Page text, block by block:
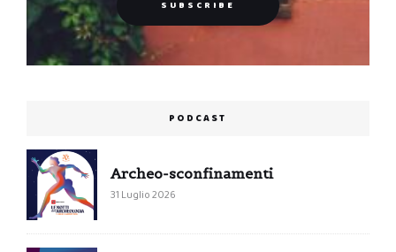
PODCAST
Archeo-sconfinamenti
31 Luglio 2026